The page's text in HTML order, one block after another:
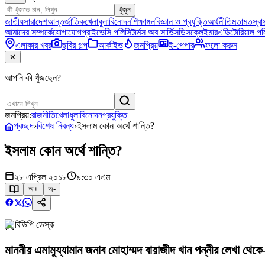
খুঁজুন
জাতীয়সারাদেশআন্তর্জাতিকখেলাধুলাবিনোদনশিক্ষাঙ্গনবিজ্ঞান ও প্রযুক্তিঅর্থনীতিমতামত
আমাদের সম্পর্কেযোগাযোগপ্রাইভেসি পলিসিটার্মস অব সার্ভিসডিসক্লেইমারএডিটোরিয়াল
এলাকার খবর
ছবির গল্প আর্কাইভ জনপ্রিয় ই-পেপার ফলো করুন
✕
আপনি কী খুঁজছেন?
জনপ্রিয়:রাজনীতিখেলাধুলাবিনোদনপ্রযুক্তি
প্রচ্ছদ›বিশেষ নিবন্ধ›ইসলাম কোন অর্থে শান্তি?
ইসলাম কোন অর্থে শান্তি?
২৮ এপ্রিল ২০১৮ ৯:৩০ এএম
অ+ অ-
বিডিপি ডেস্ক
মাননীয় এমামুয্যামান জনাব মোহাম্মদ বায়াজীদ খান পন্নীর লেখা